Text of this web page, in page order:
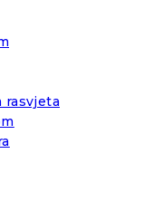
rasvjeta